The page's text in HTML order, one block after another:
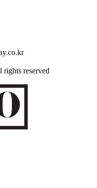
rights reserved